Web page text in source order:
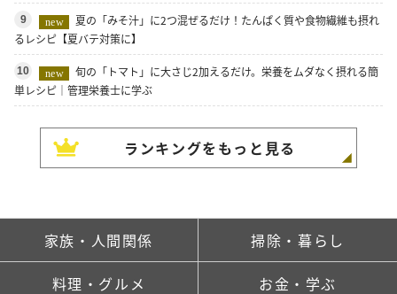
9 new
夏の「みそ汁」に2つ混ぜるだけ！たんぱく質や食物繊維も摂れ
るレシピ【夏バテ対策に】
10 new
旬の「トマト」に大さじ2加えるだけ。栄養をムダなく摂れる簡
単レシピ｜管理栄養士に学ぶ
ランキングをもっと見る
家族・人間関係 掃除・暮らし
料理・グルメ お金・学ぶ